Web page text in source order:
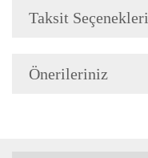
Taksit Seçenekleri
Önerileriniz